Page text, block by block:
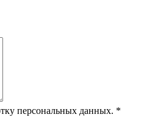
персональных данных. *